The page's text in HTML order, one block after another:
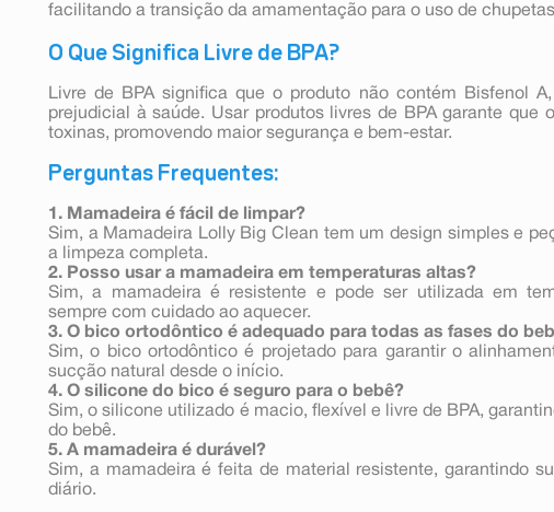
facilitando a transição da amamentação para o uso de
O Que Significa Livre de BPA?
Livre de BPA significa que o produto não contém Bisfenol
prejudicial à saúde. Usar produtos livres de BPA garante que
toxinas, promovendo maior segurança e bem-estar.
Perguntas Frequentes:
1. Mamadeira é fácil de limpar?
Sim, a Mamadeira Lolly Big Clean tem um design simples e
a limpeza completa.
2. Posso usar a mamadeira em temperaturas altas?
Sim, a mamadeira é resistente e pode ser utilizada em
sempre com cuidado ao aquecer.
3. O bico ortodôntico é adequado para todas as fases do
Sim, o bico ortodôntico é projetado para garantir o
sucção natural desde o início.
4. O silicone do bico é seguro para o bebê?
Sim, o silicone utilizado é macio, flexível e livre de BPA,
do bebê.
5. A mamadeira é durável?
Sim, a mamadeira é feita de material resistente, garantindo
diário.